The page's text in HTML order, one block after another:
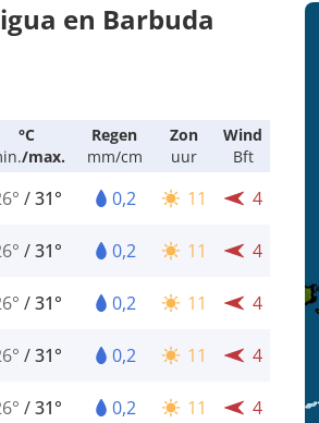
en Barbuda
°C
/max.
Regen
mm/cm
Zon
uur
Wind
Bft
/31° 0,2 11 4
/31° 0,2 11 4
/31° 0,2 11 4
/31° 0,2 11 4
/31° 0,2 11 4